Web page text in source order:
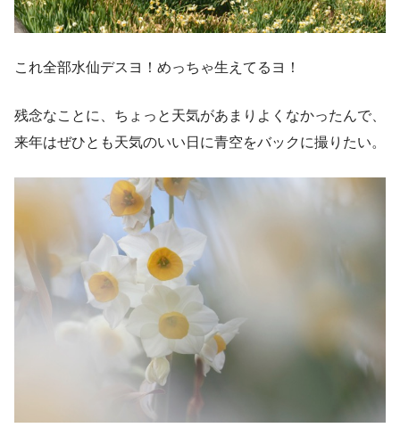
これ全部水仙デスヨ！めっちゃ生えてるヨ！
残念なことに、ちょっと天気があまりよくなかったんで、
来年はぜひとも天気のいい日に青空をバックに撮りたい。